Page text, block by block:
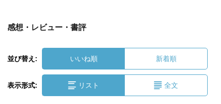
感想・レビュー・書評
並び替え: いいね順 新着順
表示形式: リスト 全文